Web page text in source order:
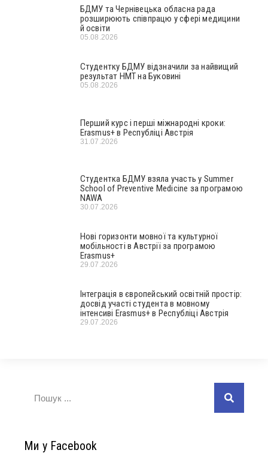
БДМУ та Чернівецька обласна рада
розширюють співпрацю у сфері медицини
й освіти
05.08.2026
Студентку БДМУ відзначили за найвищий
результат НМТ на Буковині
05.08.2026
Перший курс і перші міжнародні кроки:
Erasmus+ в Республіці Австрія
31.07.2026
Студентка БДМУ взяла участь у Summer
School of Preventive Medicine за програмою
NAWA
30.07.2026
Нові горизонти мовної та культурної
мобільності в Австрії за програмою
Erasmus+
29.07.2026
Інтеграція в європейський освітній простір:
досвід участі студента в мовному
інтенсиві Erasmus+ в Республіці Австрія
29.07.2026
Ми у Facebook